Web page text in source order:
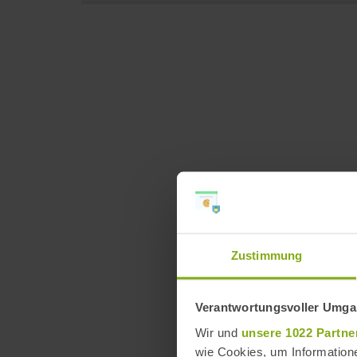
Zustimmung
Verantwortungsvoller
Wir und unsere 1022
wie Cookies, um